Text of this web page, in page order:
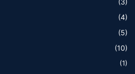
(3)
(4)
(5)
(10)
(1)